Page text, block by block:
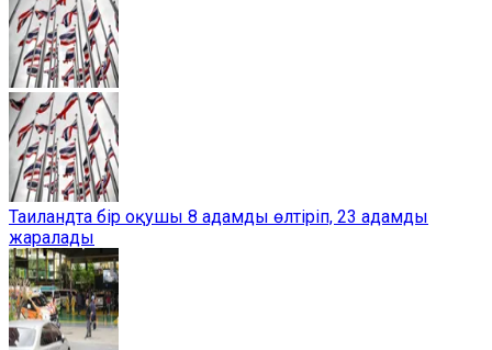
Таиландта бір оқушы 8 адамды өлтіріп, 23 адамды
жаралады